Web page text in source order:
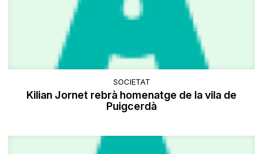
SOCIETAT
Kilian Jornet rebrà homenatge de la vila de
Puigcerdà